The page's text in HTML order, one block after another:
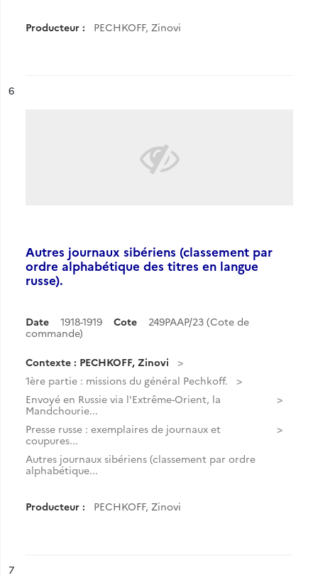
Producteur : PECHKOFF, Zinovi
n°
6
Autres journaux sibériens (classement par
ordre alphabétique des titres en langue
russe).
Date 1918-1919 Cote
249PAAP/23 (Cote de
commande)
Contexte : PECHKOFF, Zinovi
1ère partie : missions du général Pechkoff.
Envoyé en Russie via l'Extrême-Orient, la
Mandchourie...
Presse russe : exemplaires de journaux et
coupures...
Autres journaux sibériens (classement par ordre
alphabétique...
Producteur : PECHKOFF, Zinovi
n°
7